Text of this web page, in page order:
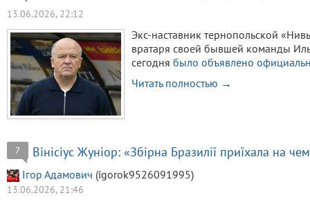
13.06.2026, 22:12
Экс-наставник тернопольской
вратаря своей бывшей команды
сегодня было объявлено
Читать полностью →
7 Вінісіус Жуніор: «Збірна Бразилії приїхала на
Ігор Адамович (igorok9526091995)
13.06.2026, 21:46